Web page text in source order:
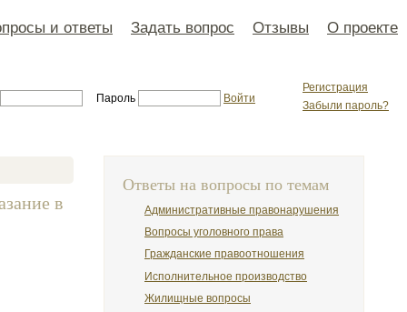
и ответы Задать вопрос Отзывы О проекте
Регистрация
Забыли пароль?
Пароль Войти
в
Ответы на вопросы по темам
Административные правонарушения
Вопросы уголовного права
Гражданские правоотношения
Исполнительное производство
Жилищные вопросы